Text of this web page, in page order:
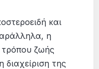
και
η
ζωής
διαχείριση της